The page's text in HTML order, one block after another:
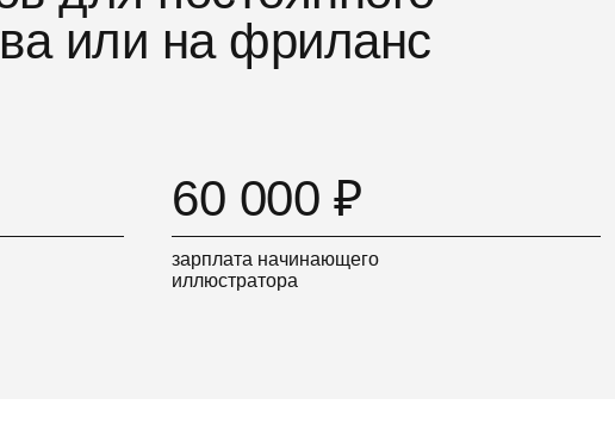
или на фриланс
60 000 ₽
зарплата начинающего
иллюстратора